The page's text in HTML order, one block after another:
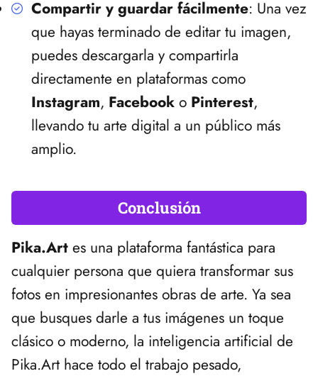
Compartir y guardar fácilmente: Una vez
que hayas terminado de editar tu imagen,
puedes descargarla y compartirla
directamente en plataformas como
Instagram, Facebook o Pinterest,
llevando tu arte digital a un público más
amplio.
Conclusión
Pika.Art es una plataforma fantástica para
cualquier persona que quiera transformar sus
fotos en impresionantes obras de arte. Ya sea
que busques darle a tus imágenes un toque
clásico o moderno, la inteligencia artificial de
Pika.Art hace todo el trabajo pesado,